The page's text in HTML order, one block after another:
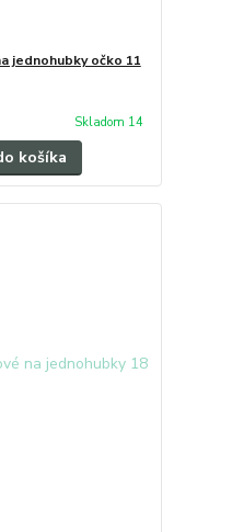
jednohubky očko 11
Skladom 14
košíka